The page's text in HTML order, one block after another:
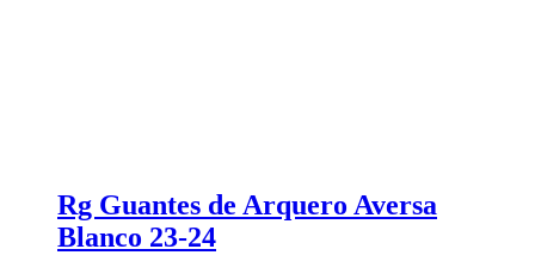
Rg Guantes de Arquero Aversa
Blanco 23-24